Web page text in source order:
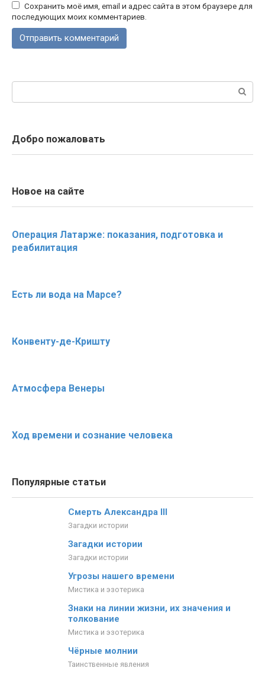
Сохранить моё имя, email и адрес сайта в этом браузере для
последующих моих комментариев.
Поиск:
Добро пожаловать
Новое на сайте
Операция Латарже: показания, подготовка и
реабилитация
Есть ли вода на Марсе?
Конвенту-де-Кришту
Атмосфера Венеры
Ход времени и сознание человека
Популярные статьи
Смерть Александра III
Загадки истории
Загадки истории
Загадки истории
Угрозы нашего времени
Мистика и эзотерика
Знаки на линии жизни, их значения и
толкование
Мистика и эзотерика
Чёрные молнии
Таинственные явления